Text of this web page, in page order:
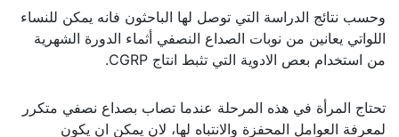
وحسب نتائج الدراسة التي توصل لها الباحثون فانه يمكن للنساء
اللواتي يعانين من نوبات الصداع النصفي أثماء الدورة الشهرية
من استخدام بعص الادوية التي تثبط انتاج CGRP.
تحتاج المرأة في هذه المرحلة عندما تصاب بصداع نصفي متكرر
لمعرفة العوامل المحفزة والانتباه لها، لان يمكن ان يكون